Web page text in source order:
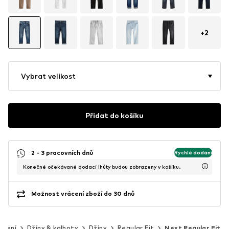
+2
Vybrat velikost
Přidat do košíku
2 - 3 pracovních dnů Rychlé dodání
Konečné očekávané dodací lhůty budou zobrazeny v košíku.
Možnost vrácení zboží do 30 dnů